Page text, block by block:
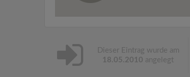
Dieser Eintrag wurde am
18.05.2010 angelegt